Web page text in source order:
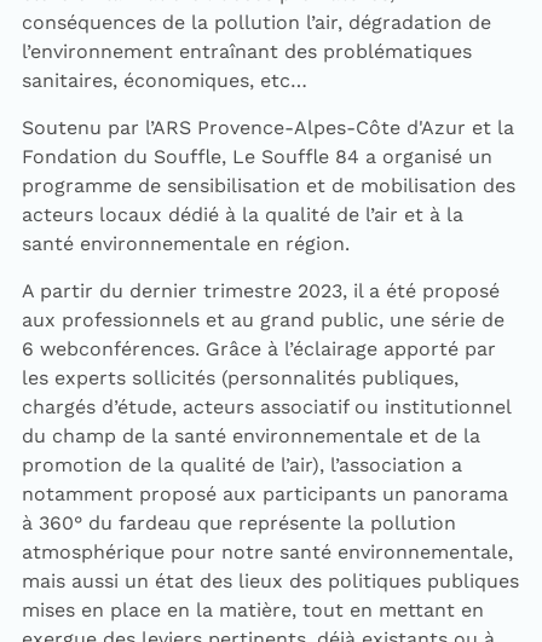
conséquences de la pollution l’air, dégradation de
l’environnement entraînant des problématiques
sanitaires, économiques, etc…
Soutenu par l’ARS Provence-Alpes-Côte d'Azur et la
Fondation du Souffle, Le Souffle 84 a organisé un
programme de sensibilisation et de mobilisation des
acteurs locaux dédié à la qualité de l’air et à la
santé environnementale en région.
A partir du dernier trimestre 2023, il a été proposé
aux professionnels et au grand public, une série de
6 webconférences. Grâce à l’éclairage apporté par
les experts sollicités (personnalités publiques,
chargés d’étude, acteurs associatif ou institutionnel
du champ de la santé environnementale et de la
promotion de la qualité de l’air), l’association a
notamment proposé aux participants un panorama
à 360° du fardeau que représente la pollution
atmosphérique pour notre santé environnementale,
mais aussi un état des lieux des politiques publiques
mises en place en la matière, tout en mettant en